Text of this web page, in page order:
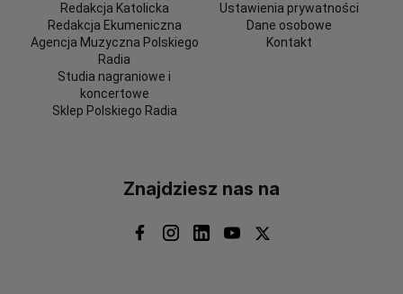
Redakcja Katolicka
Redakcja Ekumeniczna
Agencja Muzyczna Polskiego
Radia
Studia nagraniowe i
koncertowe
Sklep Polskiego Radia
Ustawienia prywatności
Dane osobowe
Kontakt
Znajdziesz nas na